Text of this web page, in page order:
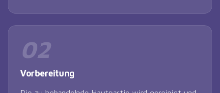
02
Vorbereitung